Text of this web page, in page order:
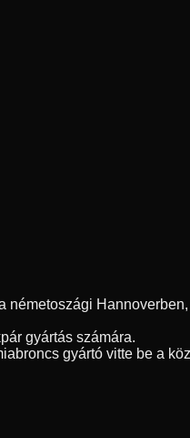
gyártás számára.
gyártó vitte be a